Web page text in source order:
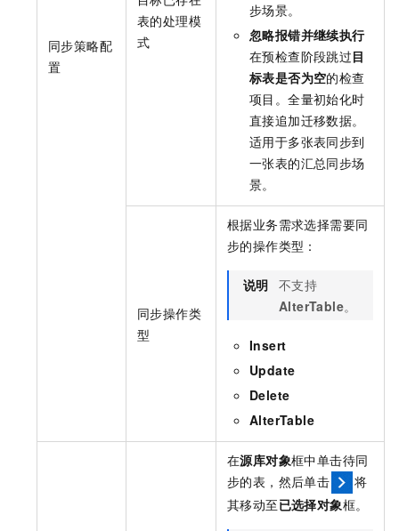
同步策略配
置
表的处理模
式
步场景。
忽略报错并继续执行
在预检查阶段跳过目
标表是否为空的检查
项目。全量初始化时
直接追加迁移数据。
适用于多张表同步到
一张表的汇总同步场
景。
同步操作类
型
根据业务需求选择需要同
步的操作类型：
说明 不支持
AlterTable。
Insert
Update
Delete
AlterTable
在源库对象框中单击待同
步的表，然后单击
将
其移动至已选择对象框。